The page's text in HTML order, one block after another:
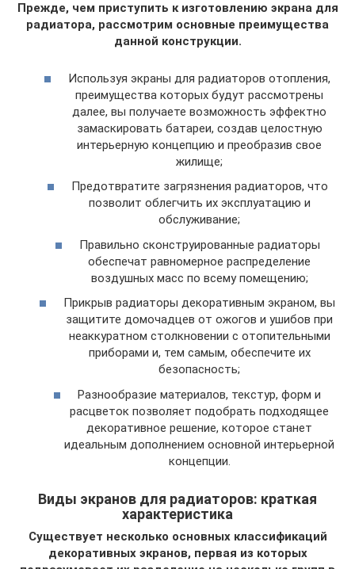
Прежде, чем приступить к изготовлению экрана для
радиатора, рассмотрим основные преимущества
данной конструкции.
Используя экраны для радиаторов отопления,
преимущества которых будут рассмотрены
далее, вы получаете возможность эффектно
замаскировать батареи, создав целостную
интерьерную концепцию и преобразив свое
жилище;
Предотвратите загрязнения радиаторов, что
позволит облегчить их эксплуатацию и
обслуживание;
Правильно сконструированные радиаторы
обеспечат равномерное распределение
воздушных масс по всему помещению;
Прикрыв радиаторы декоративным экраном, вы
защитите домочадцев от ожогов и ушибов при
неаккуратном столкновении с отопительными
приборами и, тем самым, обеспечите их
безопасность;
Разнообразие материалов, текстур, форм и
расцветок позволяет подобрать подходящее
декоративное решение, которое станет
идеальным дополнением основной интерьерной
концепции.
Виды экранов для радиаторов: краткая
характеристика
Существует несколько основных классификаций
декоративных экранов, первая из которых